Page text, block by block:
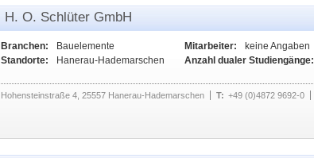
H. O. Schlüter GmbH
Branchen:
Bauelemente
Standorte:
Hanerau-Hademarschen
Mitarbeiter:
keine Angaben
Anzahl dualer Studiengänge:
Hohensteinstraße 4, 25557 Hanerau-Hademarschen T: +49 (0)4872 9692-0